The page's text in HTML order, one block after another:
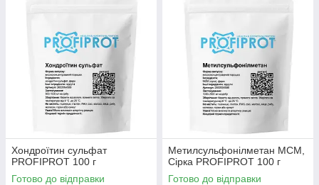
Хондроїтин сульфат
PROFIPROT 100 г
Готово до відправки
Метилсульфонілметан МСМ,
Сірка PROFIPROT 100 г
Готово до відправки